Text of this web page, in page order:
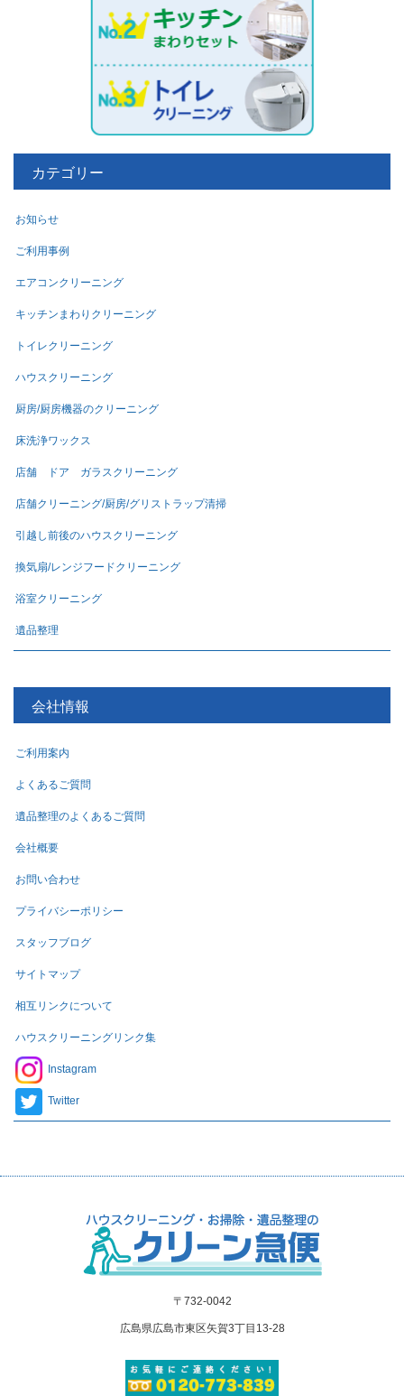
カテゴリー
お知らせ
ご利用事例
エアコンクリーニング
キッチンまわりクリーニング
トイレクリーニング
ハウスクリーニング
厨房/厨房機器のクリーニング
床洗浄ワックス
店舗 ドア ガラスクリーニング
店舗クリーニング/厨房/グリストラップ清掃
引越し前後のハウスクリーニング
換気扇/レンジフードクリーニング
浴室クリーニング
遺品整理
会社情報
ご利用案内
よくあるご質問
遺品整理のよくあるご質問
会社概要
お問い合わせ
プライバシーポリシー
スタッフブログ
サイトマップ
相互リンクについて
ハウスクリーニングリンク集
Instagram
Twitter
〒732-0042
広島県広島市東区矢賀3丁目13-28